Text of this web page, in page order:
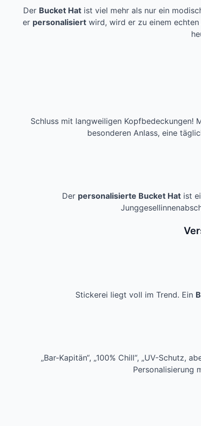
Der Bucket Hat ist viel mehr als nur ein
er personalisiertwird, wird er zu einem
Schluss mit langweiligen Kopfbedeckungen!
besonderen Anlass, eine
Der personalisierte Bucket Hat ist
Stickerei liegt voll im Trend. Ein
„Bar-Kapitän“, „100% Chill“, „UV-Schutz,
Personalisierung